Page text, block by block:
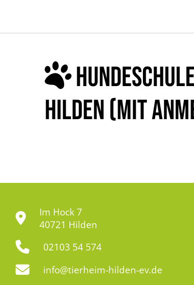
HILDEN (MIT
Im Hock 7
40721 Hilden
02103 54 574
info@tierheim-hilden-ev.de